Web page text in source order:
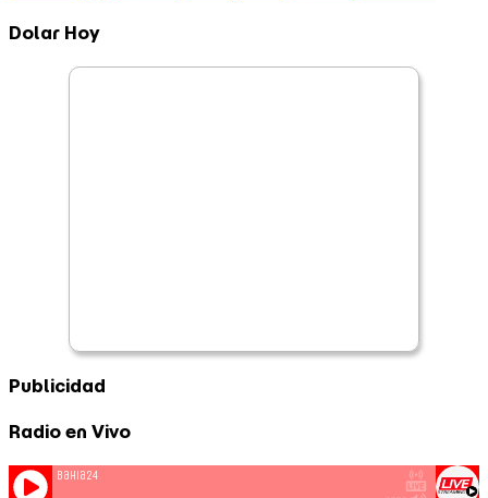
Dolar Hoy
Publicidad
Radio en Vivo